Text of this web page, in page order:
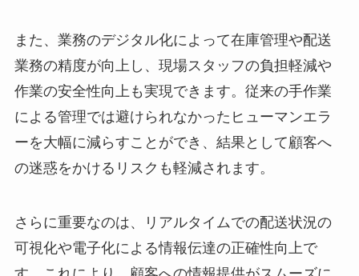
また、業務のデジタル化によって在庫管理や配送
業務の精度が向上し、現場スタッフの負担軽減や
作業の安全性向上も実現できます。従来の手作業
による管理では避けられなかったヒューマンエラ
ーを大幅に減らすことができ、結果として顧客へ
の迷惑をかけるリスクも軽減されます。
さらに重要なのは、リアルタイムでの配送状況の
可視化や電子化による情報伝達の正確性向上で